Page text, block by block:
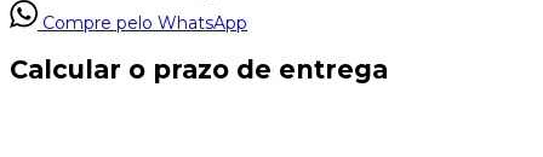
Compre pelo WhatsApp
Calcular o prazo de entrega